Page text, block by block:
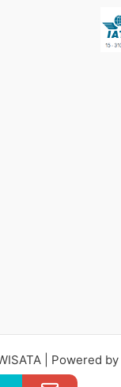
| Powered by